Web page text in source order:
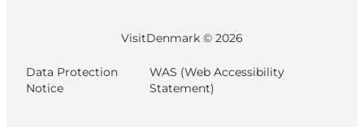
VisitDenmark © 2026
Data Protection
Notice
WAS (Web Accessibility
Statement)